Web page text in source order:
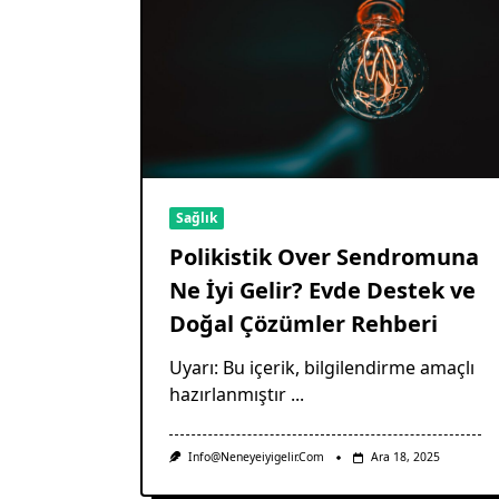
Sağlık
Polikistik Over Sendromuna
Ne İyi Gelir? Evde Destek ve
Doğal Çözümler Rehberi
Uyarı: Bu içerik, bilgilendirme amaçlı
hazırlanmıştır ...
Info@neneyeiyigelir.com Ara 18, 2025